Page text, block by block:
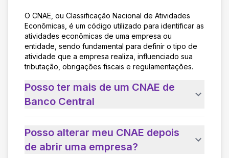
O CNAE, ou Classificação Nacional de Atividades
Econômicas, é um código utilizado para identificar as
atividades econômicas de uma empresa ou
entidade, sendo fundamental para definir o tipo de
atividade que a empresa realiza, influenciado sua
tributação, obrigações fiscais e regulamentações.
Posso ter mais de um CNAE de
Banco Central
Posso alterar meu CNAE depois
de abrir uma empresa?